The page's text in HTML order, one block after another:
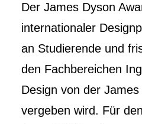
Der James Dyson
internationaler
an Studierende und
den Fachbereichen
Design von der
vergeben wird. Für